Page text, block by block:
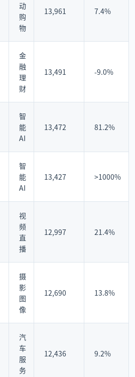
动
购
物
13,961 7.4%
金
融
理
财
13,491 -9.0%
智
能
AI
13,472 81.2%
智
能
AI
13,427 >1000%
视
频
直
播
12,997 21.4%
摄
影
图
像
12,690 13.8%
汽
车
服
务
12,436 9.2%